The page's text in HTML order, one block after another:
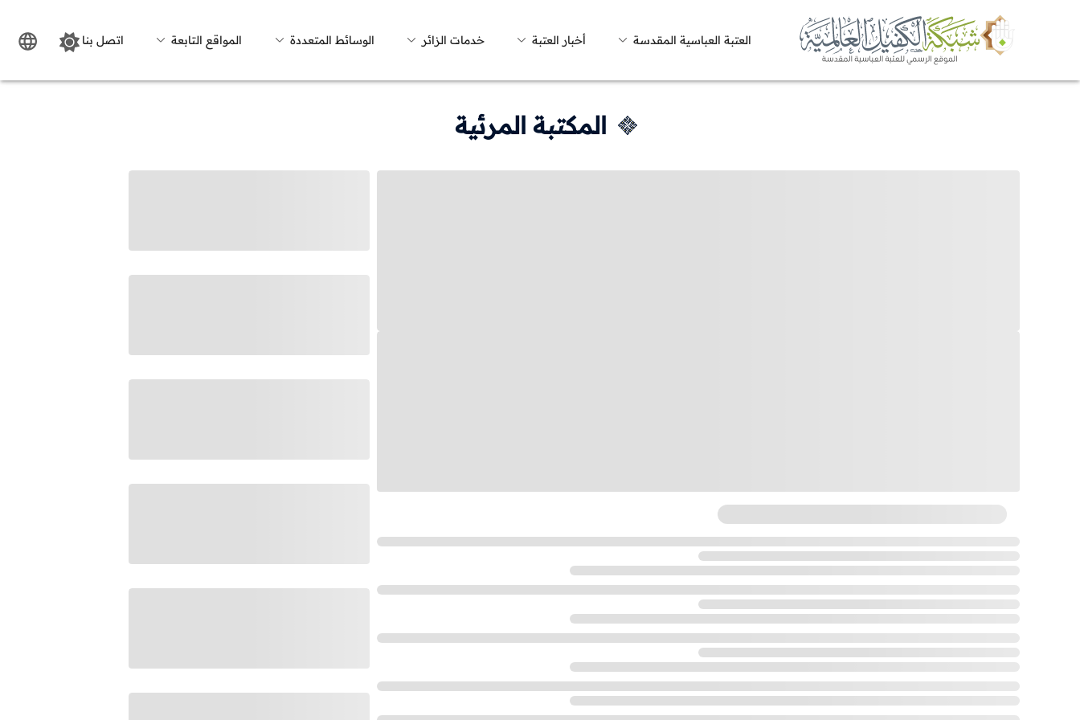
العتبة العباسية المقدسة أخبار العتبة خدمات الزائر الوسائط المتعددة المواقع التابعة اتصل بنا
المكتبة المرئية